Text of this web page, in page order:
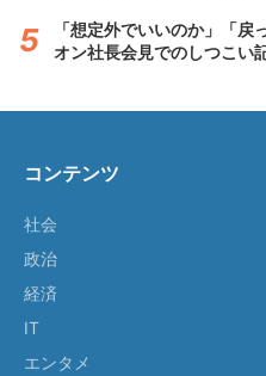
「想定外でいいのか」「
オン社長会見でのしつこい
コンテンツ
社会
政治
経済
IT
エンタメ